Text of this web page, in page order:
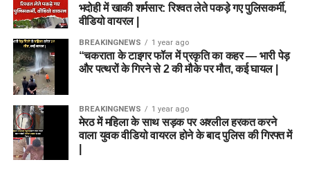
भदोही में खाकी शर्मसार: रिश्वत लेते पकड़े गए पुलिसकर्मी,
वीडियो वायरल |
BREAKINGNEWS 1 year ago
“चकराता के टाइगर फॉल में प्रकृति का कहर — भारी पेड़
और पत्थरों के गिरने से 2 की मौके पर मौत, कई घायल |
BREAKINGNEWS 1 year ago
मेरठ में महिला के साथ सड़क पर अश्लील हरकत करने
वाला युवक वीडियो वायरल होने के बाद पुलिस की गिरफ्त में